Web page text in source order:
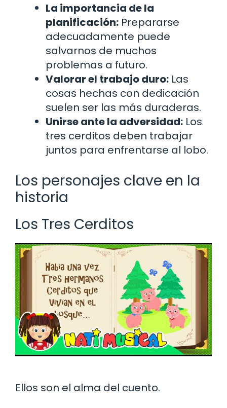
La importancia de la
planificación: Prepararse
adecuadamente puede
salvarnos de muchos
problemas a futuro.
Valorar el trabajo duro: Las
cosas hechas con dedicación
suelen ser las más duraderas.
Unirse ante la adversidad: Los
tres cerditos deben trabajar
juntos para enfrentarse al lobo.
Los personajes clave en la
historia
Los Tres Cerditos
Ellos son el alma del cuento.